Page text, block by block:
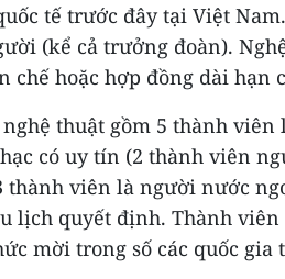
tế trước đây tại Việt
(kể cả trưởng đoàn).
chế hoặc hợp đồng dài hạn
thuật gồm 5 thành
có uy tín (2 thành viên
thành viên là người nước
lịch quyết định. Thành
mời trong số các quốc